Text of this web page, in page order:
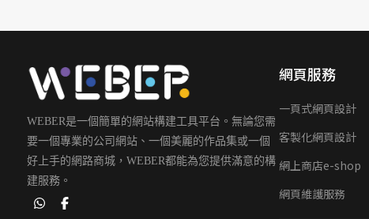
WEBER是一個簡單的網站構建工具平台。無論您需
要一個專業的公司網站、一個美麗的作品集或一個
好上手的網路商城，WEBER都能為您提供滿意的構
建服務。
網頁服務
一頁式網頁設計
客製化網頁設計
網上商店e-shop
網頁維護服務